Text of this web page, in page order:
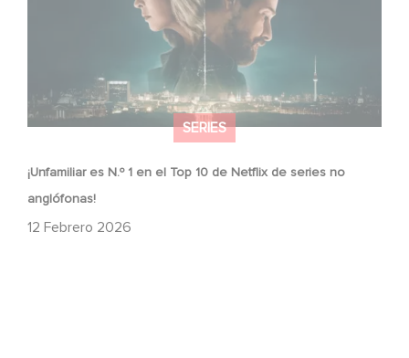
SERIES
¡Unfamiliar es N.º 1 en el Top 10 de Netflix de series no
anglófonas!
12 Febrero 2026